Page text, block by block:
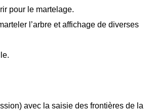
pour le martelage.
l’arbre et affichage de diverses
avec la saisie des frontières de la